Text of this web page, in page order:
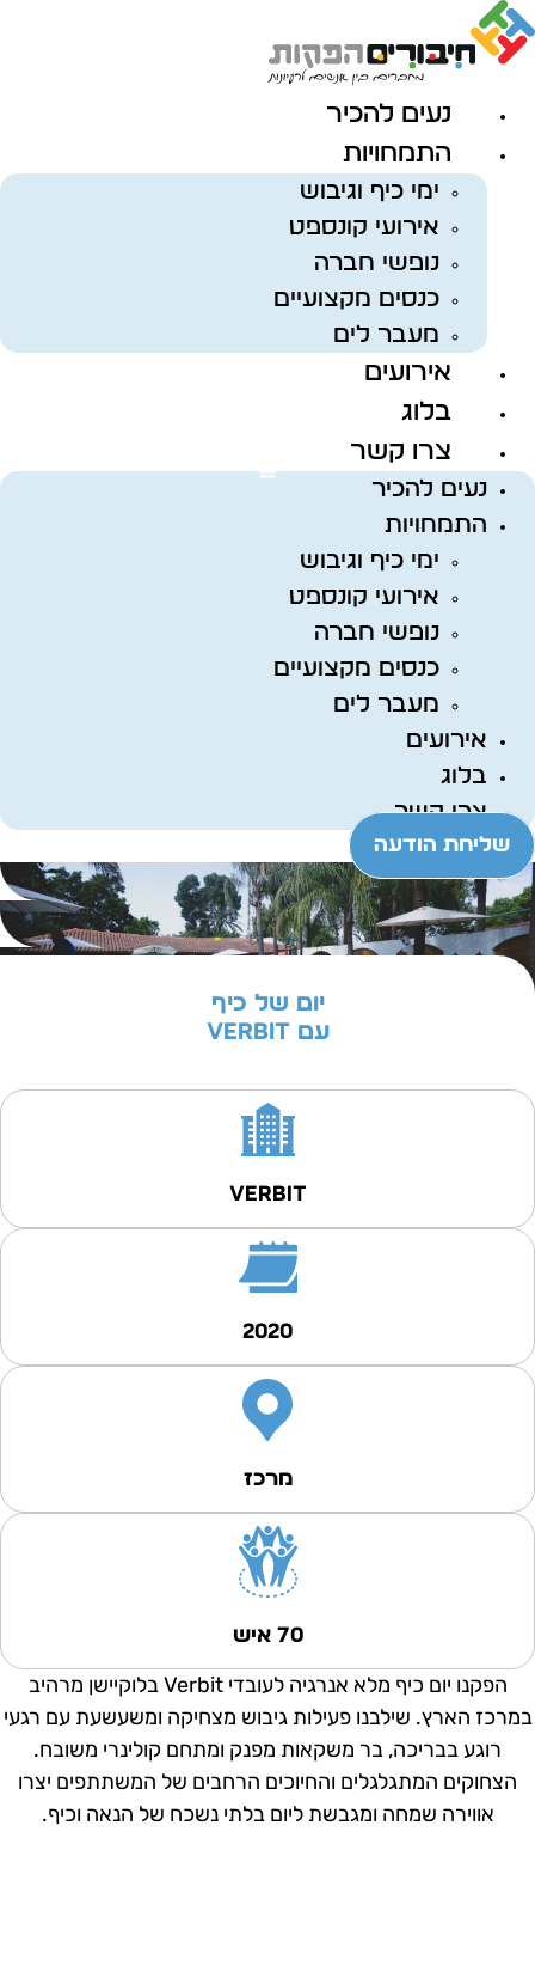
נעים להכיר
התמחויות
ימי כיף וגיבוש
אירועי קונספט
נופשי חברה
כנסים מקצועיים
מעבר לים
אירועים
בלוג
צרו קשר
נעים להכיר
התמחויות
ימי כיף וגיבוש
אירועי קונספט
נופשי חברה
כנסים מקצועיים
מעבר לים
אירועים
בלוג
צרו קשר
שליחת הודעה
יום של כיף
עם verbit
verbit
2020
מרכז
70 איש
הפקנו יום כיף מלא אנרגיה לעובדי Verbit בלוקיישן מרהיב
הארץ. שילבנו פעילות גיבוש מצחיקה ומשעשעת עם רגעי
רוגע בבריכה, בר משקאות מפנק ומתחם קולינרי משובח.
הצחוקים המתגלגלים והחיוכים הרחבים של המשתתפים יצרו
אווירה שמחה ומגבשת ליום בלתי נשכח של הנאה וכיף.